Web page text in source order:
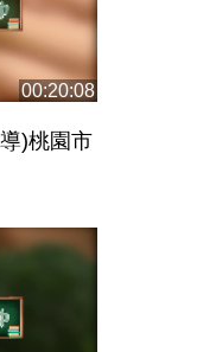
00:20:08
)桃園市